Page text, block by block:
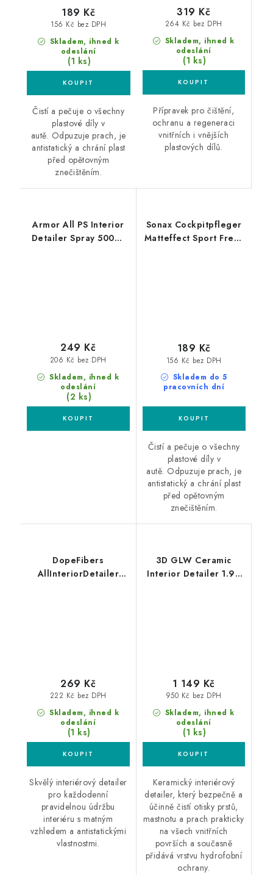
Skladem, ihned k
odeslání
(1 ks)
156 Kč bez DPH
189 Kč
Čistí a pečuje o všechny
plastové díly v
autě. Odpuzuje prach, je
antistatický a chrání plast
před opětovným
znečištěním.
Skladem, ihned k
odeslání
(1 ks)
264 Kč bez DPH
319 Kč
Přípravek pro čištění,
ochranu a regeneraci
vnitřních i vnějších
plastových dílů.
Armor All PS Interior
Detailer Spray 500ml
Skladem, ihned k
odeslání
(2 ks)
206 Kč bez DPH
249 Kč
Sonax Cockpitpfleger
Matteffect Sport Fresh
Skladem do 5
pracovních dní
156 Kč bez DPH
189 Kč
Čistí a pečuje o všechny
plastové díly v
autě. Odpuzuje prach, je
antistatický a chrání plast
před opětovným
znečištěním.
DopeFibers
AllInteriorDetailer
Skladem, ihned k
odeslání
(1 ks)
222 Kč bez DPH
269 Kč
Skvělý interiérový detailer
pro každodenní
pravidelnou údržbu
interiéru s matným
vzhledem a antistatickými
vlastnostmi.
3D GLW Ceramic
Interior Detailer 1.9L
Skladem, ihned k
odeslání
(1 ks)
950 Kč bez DPH
1 149 Kč
Keramický interiérový
detailer, který bezpečně a
účinně čistí otisky prstů,
mastnotu a prach prakticky
na všech vnitřních
površích a současně
přidává vrstvu hydrofobní
ochrany.